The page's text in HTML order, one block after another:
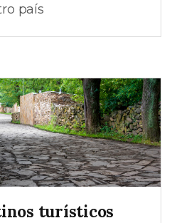
país
turísticos